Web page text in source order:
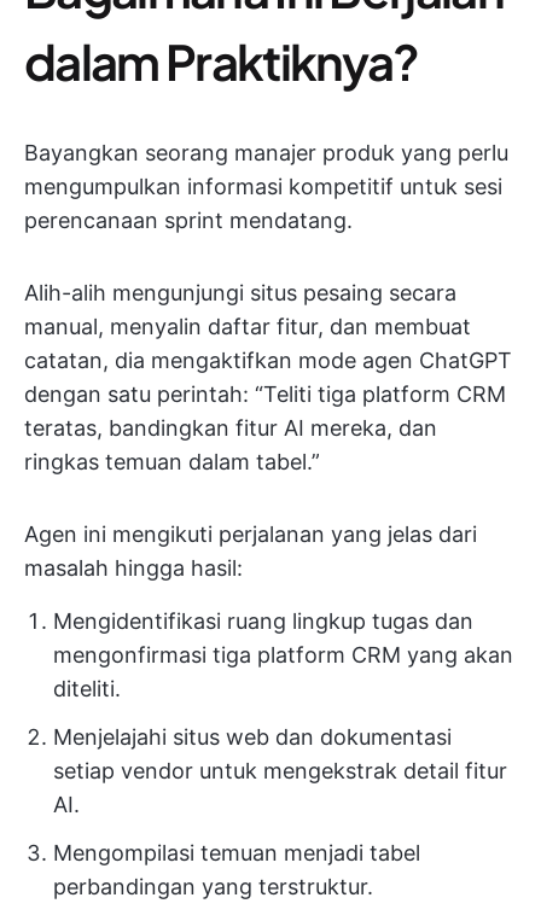
dalam Praktiknya?
Bayangkan seorang manajer produk yang perlu
mengumpulkan informasi kompetitif untuk sesi
perencanaan sprint mendatang.
Alih-alih mengunjungi situs pesaing secara
manual, menyalin daftar fitur, dan membuat
catatan, dia mengaktifkan mode agen ChatGPT
dengan satu perintah: “Teliti tiga platform CRM
teratas, bandingkan fitur AI mereka, dan
ringkas temuan dalam tabel.”
Agen ini mengikuti perjalanan yang jelas dari
masalah hingga hasil:
Mengidentifikasi ruang lingkup tugas dan
mengonfirmasi tiga platform CRM yang akan
diteliti.
Menjelajahi situs web dan dokumentasi
setiap vendor untuk mengekstrak detail fitur
AI.
Mengompilasi temuan menjadi tabel
perbandingan yang terstruktur.